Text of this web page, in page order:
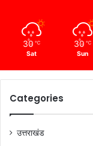
30 ℃
Sat
30 ℃
Sun
Categories
उत्तराखंड